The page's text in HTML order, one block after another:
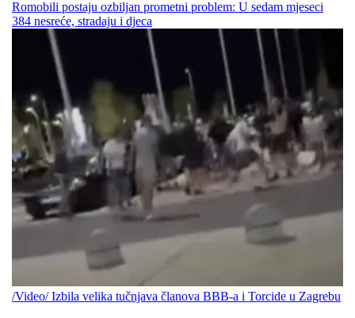
Romobili postaju ozbiljan prometni problem: U sedam mjeseci
384 nesreće, stradaju i djeca
/Video/ Izbila velika tučnjava članova BBB-a i Torcide u Zagrebu